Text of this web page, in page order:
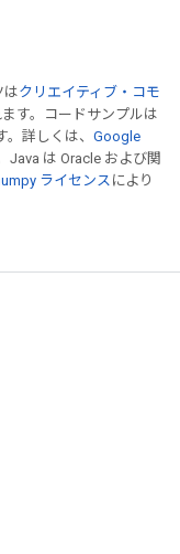
はクリエイティブ・コモ
す。コードサンプルは
詳しくは、 Google
Java は Oracle および関
ライセンスにより